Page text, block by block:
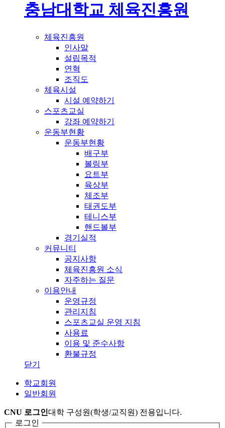
충남대학교 체육진흥원
체육진흥원
인사말
설립목적
연혁
조직도
체육시설
시설 예약하기
스포츠교실
강좌 예약하기
운동부현황
운동부현황
배구부
볼링부
요트부
육상부
체조부
태권도부
테니스부
핸드볼부
경기실적
커뮤니티
공지사항
체육진흥원 소식
자주하는 질문
이용안내
운영규정
관리지침
스포츠교실 운영 지침
사용료
이용 및 준수사항
환불규정
닫기
학교회원
일반회원
CNU 로그인대학 구성원(학생/교직원) 전용입니다.
로그인